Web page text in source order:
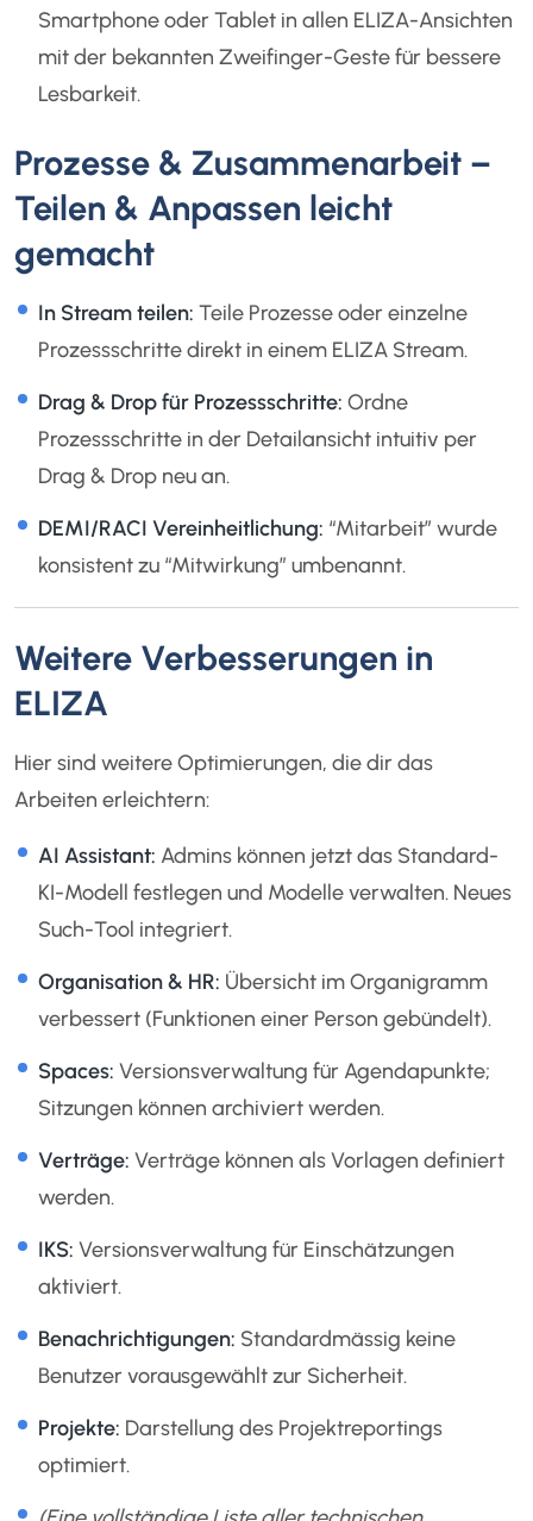
Smartphone oder Tablet in allen ELIZA-Ansichten
mit der bekannten Zweifinger-Geste für bessere
Lesbarkeit.
Prozesse & Zusammenarbeit –
Teilen & Anpassen leicht
gemacht
In Stream teilen: Teile Prozesse oder einzelne
Prozessschritte direkt in einem ELIZA Stream.
Drag & Drop für Prozessschritte: Ordne
Prozessschritte in der Detailansicht intuitiv per
Drag & Drop neu an.
DEMI/RACI Vereinheitlichung: “Mitarbeit” wurde
konsistent zu “Mitwirkung” umbenannt.
Weitere Verbesserungen in
ELIZA
Hier sind weitere Optimierungen, die dir das
Arbeiten erleichtern:
AI Assistant: Admins können jetzt das Standard-
KI-Modell festlegen und Modelle verwalten. Neues
Such-Tool integriert.
Organisation & HR: Übersicht im Organigramm
verbessert (Funktionen einer Person gebündelt).
Spaces: Versionsverwaltung für Agendapunkte;
Sitzungen können archiviert werden.
Verträge: Verträge können als Vorlagen definiert
werden.
IKS: Versionsverwaltung für Einschätzungen
aktiviert.
Benachrichtigungen: Standardmässig keine
Benutzer vorausgewählt zur Sicherheit.
Projekte: Darstellung des Projektreportings
optimiert.